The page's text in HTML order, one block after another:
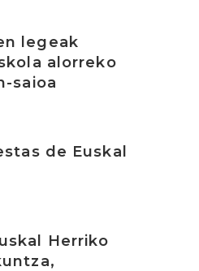
legeak
alorreko
saioa
de Euskal
Herriko